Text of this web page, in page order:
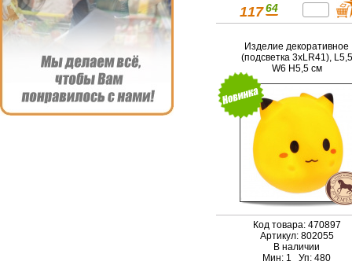
117 64
Изделие декоративное
(подсветка 3xLR41), L5,5
W6 H5,5 см
Код товара: 470897
Артикул: 802055
В наличии
Мин: 1 Уп: 480